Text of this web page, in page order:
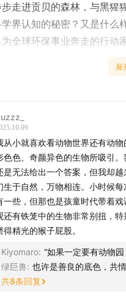
走进贡贝的森林，与黑猩
界认知的秘密？又是什么
全球环保事业奔走的行动
怀希望地融入黑猩猩的社群
祖先之中。是什么样的观
这期内容，你也能感受到这
抽奖活动，我们会征集在
论，挑选两条最精彩的评
望之书》两本书。
展
从小就喜欢看动物世界还有动
色色、奇颜异色的生物所吸引
是无法给出一个答案，但我却
生于自然，万物相连。小时候
一些，但那也是孩童时代带着
还有铁笼中的生物非常别扭，
得精光的猴子屁股。
Kiyomaro: “如果一定要有动物
绿巨兽: 也许是善良的底色，共情
共8条回复